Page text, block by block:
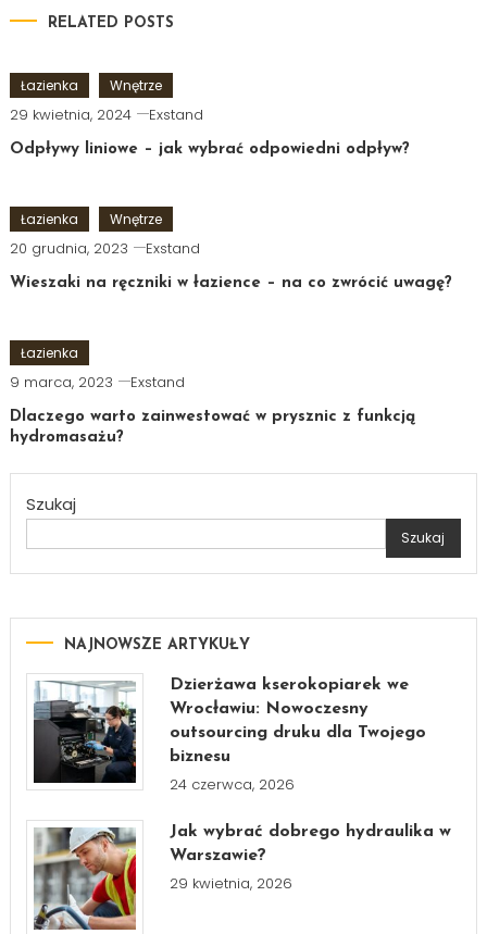
RELATED POSTS
Łazienka Wnętrze
29 kwietnia, 2024 Exstand
Odpływy liniowe – jak wybrać odpowiedni odpływ?
Łazienka Wnętrze
20 grudnia, 2023 Exstand
Wieszaki na ręczniki w łazience – na co zwrócić uwagę?
Łazienka
9 marca, 2023 Exstand
Dlaczego warto zainwestować w prysznic z funkcją
hydromasażu?
Szukaj
Szukaj
NAJNOWSZE ARTYKUŁY
Dzierżawa kserokopiarek we
Wrocławiu: Nowoczesny
outsourcing druku dla Twojego
biznesu
24 czerwca, 2026
Jak wybrać dobrego hydraulika w
Warszawie?
29 kwietnia, 2026